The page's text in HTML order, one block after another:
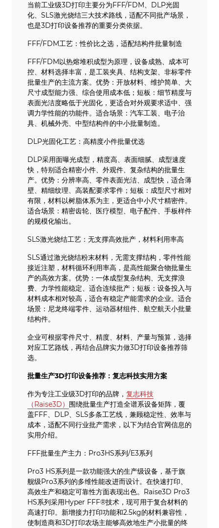
当前工业级3D打印主要分为FFF/FDM、DLP光固
化、SLS激光烧结三大技术路线，适配不同批产场景，
也是3D打印设备推荐的重要分类依据。
FFF/FDM工艺：性价比之选，适配结构件批量制造
FFF/FDM以热熔堆积成型为原理，设备成熟、成本可
控、材料选择丰富，是工装夹具、结构支架、非标零件
批量生产的主流方案。优势：开放材料、维护简单、大
尺寸成型能力强、综合使用成本低；短板：细节精度与
表面光洁度略低于光固化，更适合对外观要求适中、强
调力学性能的功能件。适合场景：汽车工装、电子治
具、机械外壳、中型结构件的中小批量制造。
DLP光固化工艺：高精度小件批量优选
DLP采用面曝光成型，精度高、表面细腻、成型速度
快，特别适合精密小件、外观件、复杂结构的批量生
产。优势：分辨率高、零件表面光洁、成型快，适合薄
壁、精细纹理、高装配要求零件；短板：成型尺寸相对
有限，材料以树脂体系为主，更适合中小尺寸精密件。
适合场景：精密齿轮、医疗模型、电子配件、手板样件
的规模化输出。
SLS激光烧结工艺：无支撑高效批产，材料利用率高
SLS通过激光烧结粉末材料，无需支撑结构，零件性能
接近注塑，材料循环利用率高，是高性能聚合物批量生
产的高效方案。优势：一体成型复杂结构、无支撑浪
费、力学性能稳定、适合连续批产；短板：设备投入与
材料成本相对较高，适合有稳定产能需求的企业。适合
场景：尼龙终端零件、运动器材组件、航空航天小批量
结构件。
企业可根据零件尺寸、精度、材料、产量与预算，选择
对应工艺路线，再结合品牌实力做3D打印设备推荐筛
选。
批量生产3D打印设备推荐：复志科技实用方案
作为专注工业级3D打印的品牌， 复志科技
（Raise3D） 围绕批量生产打造全谱系设备矩阵，覆
盖FFF、DLP、SLS多条工艺线，兼顾稳定性、效率与
成本，适配不同行业批产需求，以下为结合官网信息的
实用介绍。
FFF批量生产主力：Pro3HS系列/E3系列
Pro3 HS系列是一款功能强大的生产级设备，基于旗
舰级Pro3系列的多维性能改进而设计。在快速打印、
高效生产和稳定可靠性方面表现出色。Raise3D Pro3
HS系列采用Hyper FFF®技术，现可用于复合材料的
高速打印。新增接力打印功能和2.5kg的材料兼容性，
使制造商和3D打印农场主能够高效地生产小批量的终